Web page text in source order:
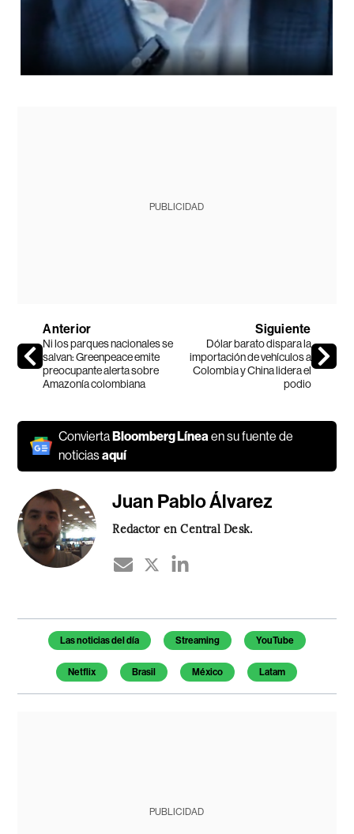
PUBLICIDAD
Anterior
Ni los parques nacionales se
salvan: Greenpeace emite
preocupante alerta sobre
Amazonía colombiana
Siguiente
Dólar barato dispara la
importación de vehículos a
Colombia y China lidera el
podio
ConviertaBloomberg Línea en su fuente de
noticiasaquí
Juan Pablo Álvarez
Redactor en Central Desk.
Temas de este artículo
Las noticias del día Streaming YouTube
Netflix Brasil México Latam
PUBLICIDAD